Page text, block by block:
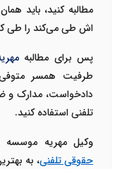
مطالبه کنید، باید
اش طی می‌کند را طی
پس برای مطالبه
طرفیت همسر متوفی
دادخواست، مدارک و
تلفنی استفاده کنید.
وکیل مهریه موسسه
حقوقی تلفنی، به